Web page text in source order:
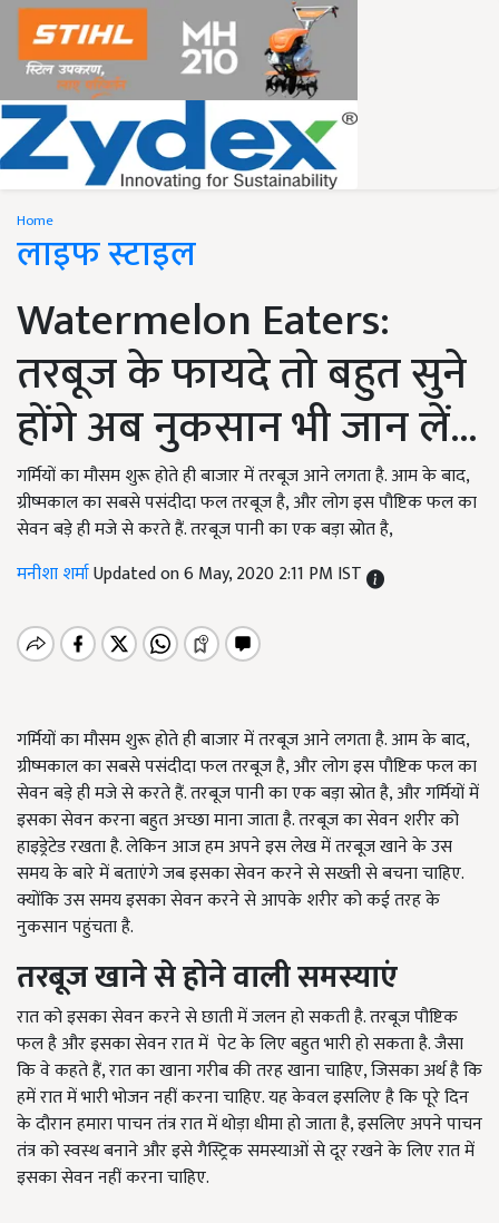
Home
लाइफ स्टाइल
Watermelon Eaters:
तरबूज के फायदे तो बहुत सुने
होंगे अब नुकसान भी जान लें...
गर्मियों का मौसम शुरू होते ही बाजार में तरबूज आने लगता है. आम के बाद,
ग्रीष्मकाल का सबसे पसंदीदा फल तरबूज है, और लोग इस पौष्टिक फल का
सेवन बड़े ही मजे से करते हैं. तरबूज पानी का एक बड़ा स्रोत है,
मनीशा शर्माUpdated on 6 May, 2020 2:11 PM IST
गर्मियों का मौसम शुरू होते ही बाजार में तरबूज आने लगता है. आम के बाद,
ग्रीष्मकाल का सबसे पसंदीदा फल तरबूज है, और लोग इस पौष्टिक फल का
सेवन बड़े ही मजे से करते हैं. तरबूज पानी का एक बड़ा स्रोत है, और गर्मियों में
इसका सेवन करना बहुत अच्छा माना जाता है. तरबूज का सेवन शरीर को
हाइड्रेटेड रखता है. लेकिन आज हम अपने इस लेख में तरबूज खाने के उस
समय के बारे में बताएंगे जब इसका सेवन करने से सख्ती से बचना चाहिए.
क्योंकि उस समय इसका सेवन करने से आपके शरीर को कई तरह के
नुकसान पहुंचता है.
तरबूजखानेसेहोने वालीसमस्याएं
रात को इसका सेवन करने से छाती में जलन हो सकती है. तरबूज पौष्टिक
फल है और इसका सेवन रात में पेट के लिए बहुत भारी हो सकता है. जैसा
कि वे कहते हैं, रात का खाना गरीब की तरह खाना चाहिए, जिसका अर्थ है कि
हमें रात में भारी भोजन नहीं करना चाहिए. यह केवल इसलिए है कि पूरे दिन
के दौरान हमारा पाचन तंत्र रात में थोड़ा धीमा हो जाता है, इसलिए अपने पाचन
तंत्र को स्वस्थ बनाने और इसे गैस्ट्रिक समस्याओं से दूर रखने के लिए रात में
इसका सेवन नहीं करना चाहिए.